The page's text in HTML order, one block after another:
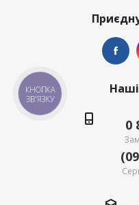
0
КНОПКА
ЗВ'ЯЗКУ